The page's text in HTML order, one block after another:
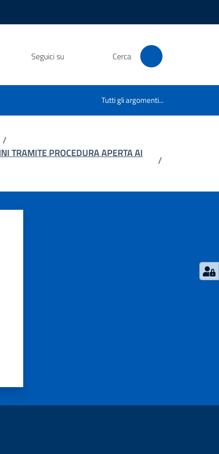
Seguici su Cerca
Tutti gli argomenti...
/
TRAMITE PROCEDURA APERTA AI
/